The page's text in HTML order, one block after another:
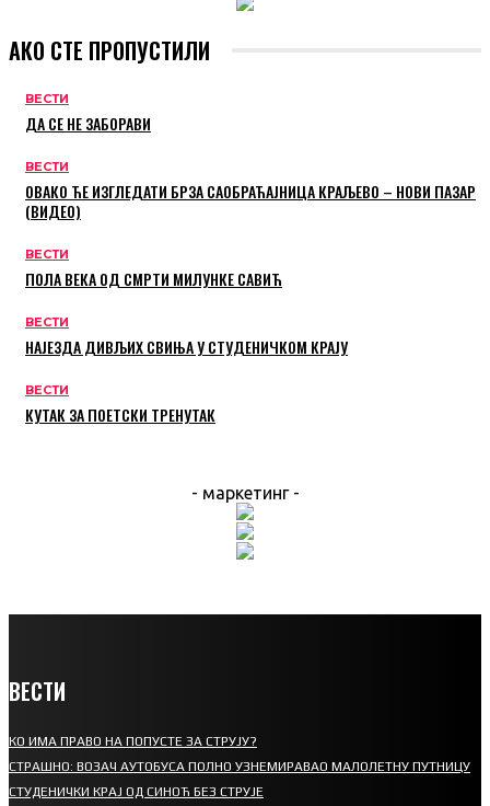
АКО СТЕ ПРОПУСТИЛИ
ВЕСТИ
ДА СЕ НЕ ЗАБОРАВИ
ВЕСТИ
ОВАКО ЋЕ ИЗГЛЕДАТИ БРЗА САОБРАЋАЈНИЦА КРАЉЕВО – НОВИ ПАЗАР
(ВИДЕО)
ВЕСТИ
ПОЛА ВЕКА ОД СМРТИ МИЛУНКЕ САВИЋ
ВЕСТИ
НАЈЕЗДА ДИВЉИХ СВИЊА У СТУДЕНИЧКОМ КРАЈУ
ВЕСТИ
КУТАК ЗА ПОЕТСКИ ТРЕНУТАК
- маркетинг -
ВЕСТИ
КО ИМА ПРАВО НА ПОПУСТЕ ЗА СТРУЈУ?
СТРАШНО: ВОЗАЧ АУТОБУСА ПОЛНО УЗНЕМИРАВАО МАЛОЛЕТНУ ПУТНИЦУ
СТУДЕНИЧКИ КРАЈ ОД СИНОЋ БЕЗ СТРУЈЕ